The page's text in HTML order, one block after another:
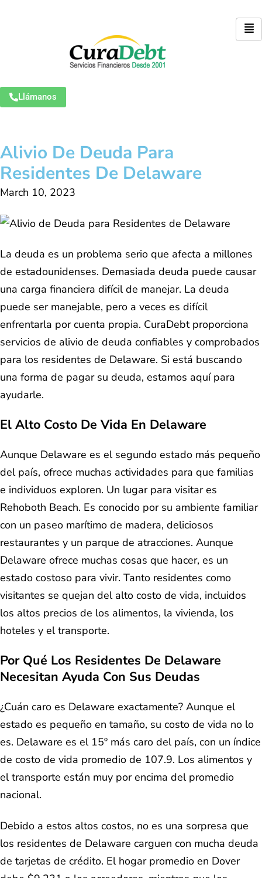
Llámanos
Alivio De Deuda Para
Residentes De Delaware
March 10, 2023
La deuda es un problema serio que afecta a millones
de estadounidenses. Demasiada deuda puede causar
una carga financiera difícil de manejar. La deuda
puede ser manejable, pero a veces es difícil
enfrentarla por cuenta propia. CuraDebt proporciona
servicios de alivio de deuda confiables y comprobados
para los residentes de Delaware. Si está buscando
una forma de pagar su deuda, estamos aquí para
ayudarle.
El Alto Costo De Vida En Delaware
Aunque Delaware es el segundo estado más pequeño
del país, ofrece muchas actividades para que familias
e individuos exploren. Un lugar para visitar es
Rehoboth Beach. Es conocido por su ambiente familiar
con un paseo marítimo de madera, deliciosos
restaurantes y un parque de atracciones. Aunque
Delaware ofrece muchas cosas que hacer, es un
estado costoso para vivir. Tanto residentes como
visitantes se quejan del alto costo de vida, incluidos
los altos precios de los alimentos, la vivienda, los
hoteles y el transporte.
Por Qué Los Residentes De Delaware
Necesitan Ayuda Con Sus Deudas
¿Cuán caro es Delaware exactamente? Aunque el
estado es pequeño en tamaño, su costo de vida no lo
es. Delaware es el 15º más caro del país, con un índice
de costo de vida promedio de 107.9. Los alimentos y
el transporte están muy por encima del promedio
nacional.
Debido a estos altos costos, no es una sorpresa que
los residentes de Delaware carguen con mucha deuda
de tarjetas de crédito. El hogar promedio en Dover